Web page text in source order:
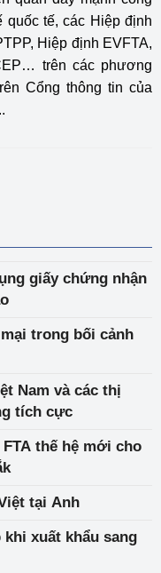
quốc tế, các Hiệp định
Hiệp định EVFTA,
trên các phương
Cổng thông tin của
giấy chứng nhận
trong bối cảnh
Nam và các thị
tích cực
thế hệ mới cho
tại Anh
xuất khẩu sang